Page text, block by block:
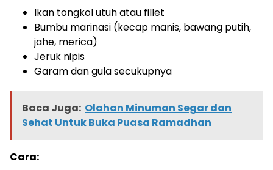
Ikan tongkol utuh atau fillet
Bumbu marinasi (kecap manis, bawang putih,
jahe, merica)
Jeruk nipis
Garam dan gula secukupnya
Baca Juga: Olahan Minuman Segar dan
Sehat Untuk Buka Puasa Ramadhan
Cara: